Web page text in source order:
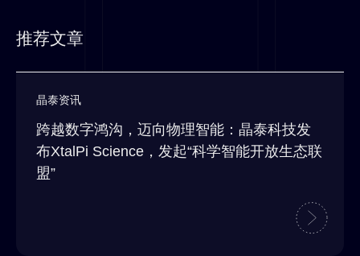
推荐文章
晶泰资讯
跨越数字鸿沟，迈向物理智能：晶泰科技发
布XtalPi Science，发起“科学智能开放生态联
盟”